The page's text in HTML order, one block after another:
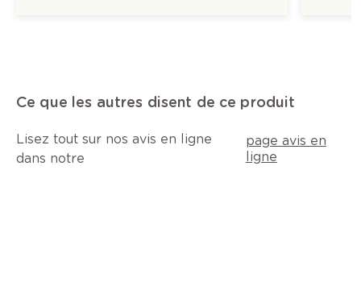
Ce que les autres disent de ce produit
Lisez tout sur nos avis en ligne
dans notre
page avis en
ligne